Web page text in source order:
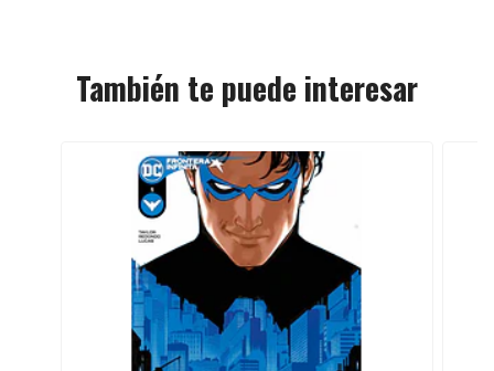
También te puede interesar